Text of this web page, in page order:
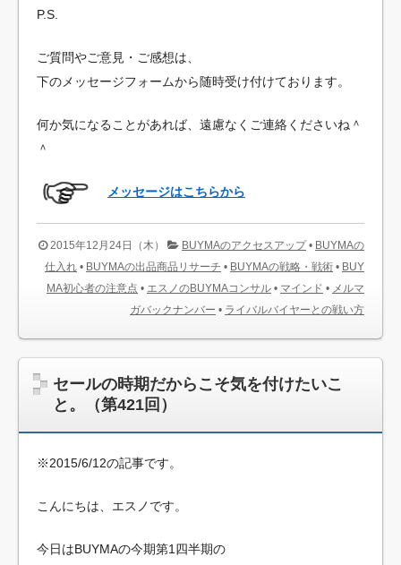
P.S.
ご質問やご意見・ご感想は、
下のメッセージフォームから随時受け付けております。
何か気になることがあれば、遠慮なくご連絡くださいね＾
＾
メッセージはこちらから
2015年12月24日（木） BUYMAのアクセスアップ• BUYMAの
仕入れ • BUYMAの出品商品リサーチ • BUYMAの戦略・戦術 • BUY
MA初心者の注意点 • エスノのBUYMAコンサル • マインド • メルマ
ガバックナンバー • ライバルバイヤーとの戦い方
セールの時期だからこそ気を付けたいこ
と。（第421回）
※2015/6/12の記事です。
こんにちは、エスノです。
今日はBUYMAの今期第1四半期の